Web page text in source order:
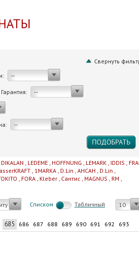
Свернуть
--
Гарантия: --
--
DIKALAN , LEDEME , HOFFNUNG , LEMARK , IDDIS ,
, 1MARKA , D.Lin , AHCAH , D.Lin ,
, FORA , Kleber , Сантис , MAGNUS , RM ,
Cписком Табличный 10
685 686 687 688 689 690 691 692
693